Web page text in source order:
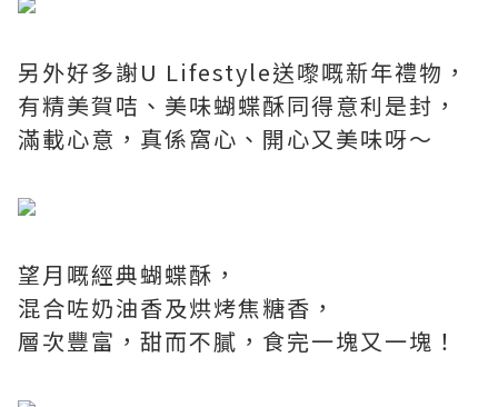
另外好多謝U Lifestyle送嚟嘅新年禮物，
有精美賀咭、美味蝴蝶酥同得意利是封，
滿載心意，真係窩心、開心又美味呀～
望月嘅經典蝴蝶酥，
混合咗奶油香及烘烤焦糖香，
層次豐富，甜而不膩，食完一塊又一塊！